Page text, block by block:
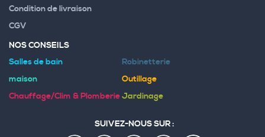
Condition de livraison
CGV
NOS CONSEILS
Salles de bain
Robinetterie
maison
Outillage
Chauffage/Clim & PlomberieJardinage
SUIVEZ-NOUS SUR :